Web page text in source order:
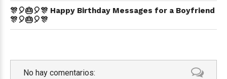
🎊🎈🎂🎈🎊 Happy Birthday Messages for a Boyfriend
🎊🎈🎂🎈🎊
No hay comentarios: